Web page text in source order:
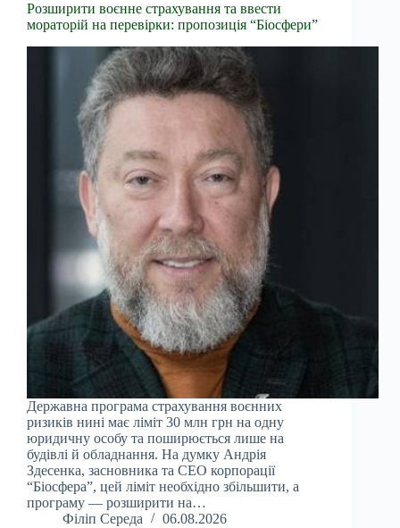
Розширити воєнне страхування та ввести
мораторій на перевірки: пропозиція “Біосфери”
Державна програма страхування воєнних
ризиків нині має ліміт 30 млн грн на одну
юридичну особу та поширюється лише на
будівлі й обладнання. На думку Андрія
Здесенка, засновника та CEO корпорації
“Біосфера”, цей ліміт необхідно збільшити, а
програму — розширити на…
Філіп Середа
06.08.2026